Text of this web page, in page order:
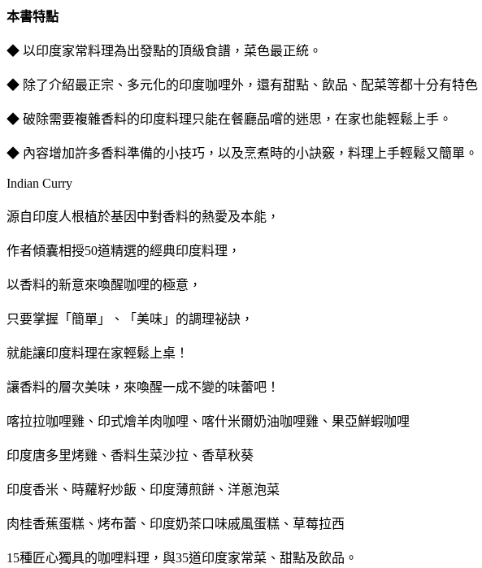
本書特點
◆ 以印度家常料理為出發點的頂級食譜，菜色最正統。
◆ 除了介紹最正宗、多元化的印度咖哩外，還有甜點、飲品、配菜等都十分有特色
◆ 破除需要複雜香料的印度料理只能在餐廳品嚐的迷思，在家也能輕鬆上手。
◆ 內容增加許多香料準備的小技巧，以及烹煮時的小訣竅，料理上手輕鬆又簡單。
Indian Curry
源自印度人根植於基因中對香料的熱愛及本能，
作者傾囊相授50道精選的經典印度料理，
以香料的新意來喚醒咖哩的極意，
只要掌握「簡單」、「美味」的調理祕訣，
就能讓印度料理在家輕鬆上桌！
讓香料的層次美味，來喚醒一成不變的味蕾吧！
喀拉拉咖哩雞、印式燴羊肉咖哩、喀什米爾奶油咖哩雞、果亞鮮蝦咖哩
印度唐多里烤雞、香料生菜沙拉、香草秋葵
印度香米、時蘿籽炒飯、印度薄煎餅、洋蔥泡菜
肉桂香蕉蛋糕、烤布蕾、印度奶茶口味戚風蛋糕、草莓拉西
15種匠心獨具的咖哩料理，與35道印度家常菜、甜點及飲品。